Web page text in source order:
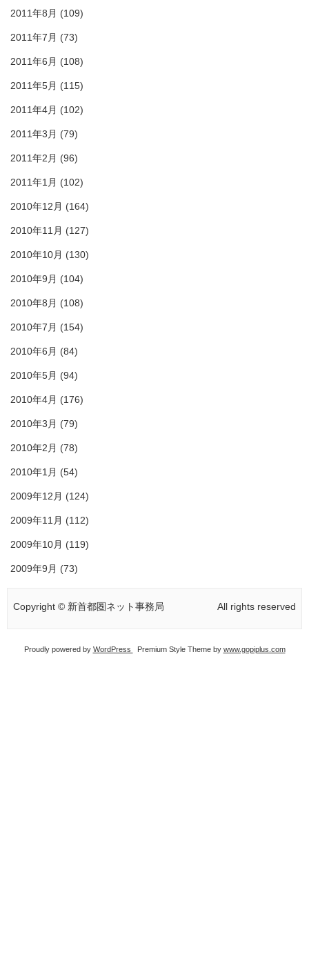
2011年8月 (109)
2011年7月 (73)
2011年6月 (108)
2011年5月 (115)
2011年4月 (102)
2011年3月 (79)
2011年2月 (96)
2011年1月 (102)
2010年12月 (164)
2010年11月 (127)
2010年10月 (130)
2010年9月 (104)
2010年8月 (108)
2010年7月 (154)
2010年6月 (84)
2010年5月 (94)
2010年4月 (176)
2010年3月 (79)
2010年2月 (78)
2010年1月 (54)
2009年12月 (124)
2009年11月 (112)
2009年10月 (119)
2009年9月 (73)
Copyright © 新首都圏ネット事務局 All rights reserved
Proudly powered by WordPress Premium Style Theme by www.gopiplus.com